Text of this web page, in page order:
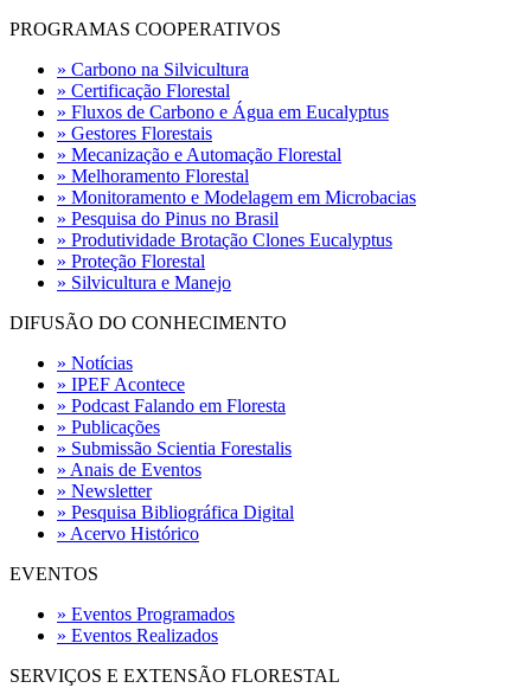
PROGRAMAS COOPERATIVOS
» Carbono na Silvicultura
» Certificação Florestal
» Fluxos de Carbono e Água em Eucalyptus
» Gestores Florestais
» Mecanização e Automação Florestal
» Melhoramento Florestal
» Monitoramento e Modelagem em Microbacias
» Pesquisa do Pinus no Brasil
» Produtividade Brotação Clones Eucalyptus
» Proteção Florestal
» Silvicultura e Manejo
DIFUSÃO DO CONHECIMENTO
» Notícias
» IPEF Acontece
» Podcast Falando em Floresta
» Publicações
» Submissão Scientia Forestalis
» Anais de Eventos
» Newsletter
» Pesquisa Bibliográfica Digital
» Acervo Histórico
EVENTOS
» Eventos Programados
» Eventos Realizados
SERVIÇOS E EXTENSÃO FLORESTAL